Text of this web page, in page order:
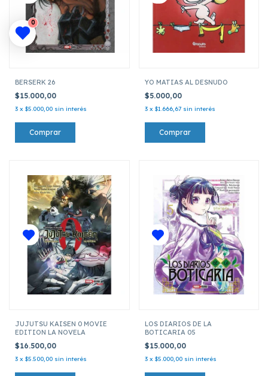
BERSERK 26
$15.000,00
3 x $5.000,00 sin interés
YO MATIAS AL DESNUDO
$5.000,00
3 x $1.666,67 sin interés
JUJUTSU KAISEN 0 MOVIE
EDITION LA NOVELA
$16.500,00
3 x $5.500,00 sin interés
LOS DIARIOS DE LA
BOTICARIA 05
$15.000,00
3 x $5.000,00 sin interés
0